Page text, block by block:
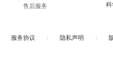
售后服务
服务协议 隐私声明